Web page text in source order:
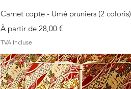
Aperçu rapide
Carnet copte - Umé pruniers (2 coloris)
À partir de 28,00 €
Prix promotionnel
TVA Incluse